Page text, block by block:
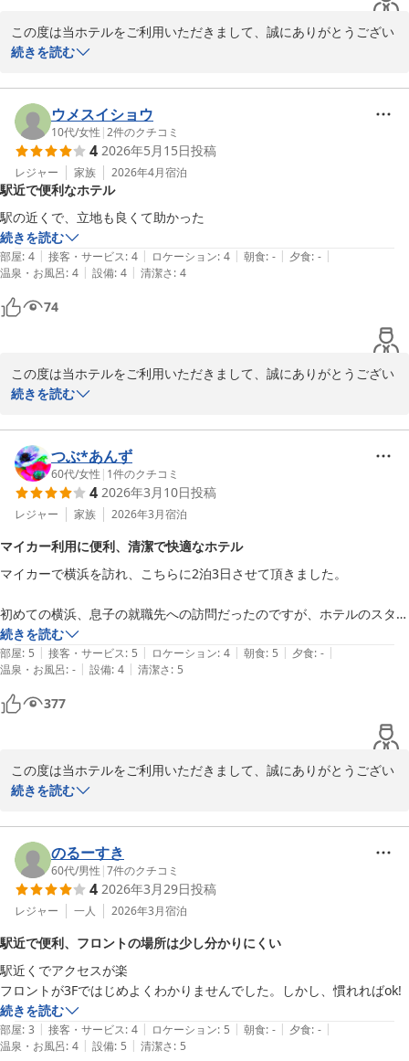
この度は当ホテルをご利用いただきまして、誠にありがとうござい
ます。
お客様に快適にお過ごしいただけました事、また客室についてもお
褒めいただきまして大変光栄でございます。
今後もより当館でのご宿泊に満足いただけます様、スタッフ一同サ
ービス向上に努めて参ります。
また機会がございましたら是非、当館へお立ち寄りくださいませ。
お客様にまた会える日をお待ち申し上げております。
この度は貴重なお時間の中、口コミにご返信いただきまして誠にあ
りがとうございました。
2026-06-01
続きを読む
ウメスイショウ
10代/女性 |2件のクチコミ
4 2026年5月15日投稿
レジャー 家族 2026年4月宿泊
駅近で便利なホテル
駅の近くで、立地も良くて助かった
続きを読む
部屋: 4 | 接客・サービス: 4 | ロケーション: 4 | 朝食: - | 夕食: - |
温泉・お風呂: 4 | 設備: 4 | 清潔さ: 4
74
この度は当ホテルをご利用いただきまして、誠にありがとうござい
ます。
お客様に当館のアクセスの良さをお褒めいただきまして、大変嬉し
く思います。
当館は東京方面や神奈川県内の観光地へのアクセスが良いと、多く
のお客様よりご好評をいただいております。
お客様にまた会える日をお待ち申し上げております。
うございました。
相鉄フレッサイン横浜戸塚　フロント
2026-05-15
続きを読む
つぶ*あんず
60代/女性 | 1件のクチコミ
4 2026年3月10日投稿
レジャー 家族 2026年3月宿泊
マイカー利用に便利、清潔で快適なホテル
マイカーで横浜を訪れ、こちらに2泊3日させて頂きました。
初めての横浜、息子の就職先への訪問だったのですが、ホテルのスタッ
フの方が周辺駅や行き方などを教えて下さいました。
結局は車でほとんどの場所に行き来をしたので、マイカーで宿泊ならと
ても便利な印象です。
提携駐車場がすぐ近くの24時間営業のトッカーナ駐車場、宿泊客は割
予約をギリギリで取った為、ツインが最後の一部屋だったので、他が分
かりませんが、清潔で整っており快適で、アメニティやレンタルできる
わたしはバスソルトを頂いて半身浴で利用しました。
朝食付きでビュッフェバイキングを利用しましたが、並んだメニューも
いろいろ、２日とも違っていて楽しめます。
部屋からの景色はホテル裏側でしたが、場所がとにかく便利な為、マイ
カーでも公共交通機関でもまた利用するならここにしたいと思うホテル
です。
続きを読む
部屋: 5 | 接客・サービス: 5 | ロケーション: 4 | 朝食: 5 | 夕食: - |
温泉・お風呂: - | 設備: 4 | 清潔さ: 5
377
この度は当ホテルをご利用いただきまして、誠にありがとうござい
ます。
お客様にお車でのご来館時のアクセスの良さや、アメニティ、ご朝
食についてお褒めのお言葉を頂戴し、スタッフ一同大変光栄でござ
います。
お客様に当館でのご滞在にご満足いただけましたこと、心より嬉し
これからもより快適にお過ごしいただけます様、サービス向上に努
めて参ります。
また機会がございましたら是非、当館へお立ち寄りくださいませ。
お客様にまた会える日をお待ち申し上げております。
続きを読む
のるーすき
60代/男性 |7件のクチコミ
4 2026年3月29日投稿
レジャー 一人 2026年3月宿泊
駅近で便利、フロントの場所は少し分かりにくい
駅近くでアクセスが楽
フロントが3Fではじめよくわかりませんでした。しかし、慣れればok!
続きを読む
部屋: 3 | 接客・サービス: 4 | ロケーション: 5 | 朝食: - | 夕食: - |
温泉・お風呂: 4 | 設備: 5 | 清潔さ: 5